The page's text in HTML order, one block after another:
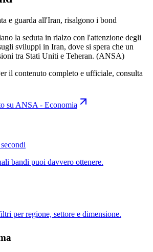
la seduta in rialzo con l'attenzione degli
sviluppi in Iran, dove si spera che un
tra Stati Uniti e Teheran. (ANSA)
il contenuto completo e ufficiale, consulta
su ANSA - Economia
bandi puoi davvero ottenere.
per regione, settore e dimensione.